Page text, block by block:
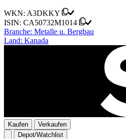
WKN: A3DKKY
ISIN: CA50732M1014
Branche: Metalle u. Bergbau
Land: Kanada
Kaufen
Verkaufen
Depot/Watchlist